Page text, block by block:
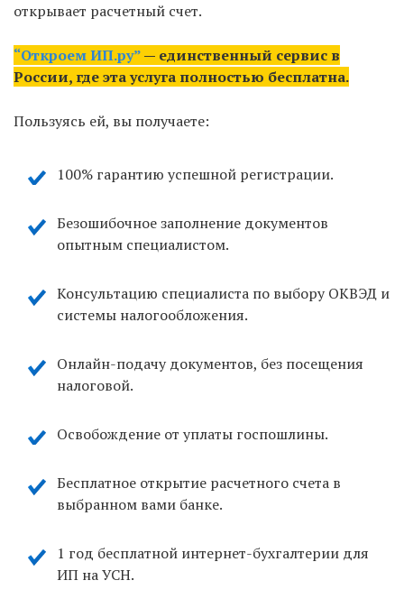
открывает расчетный счет.
“Откроем ИП.ру”— единственный сервис в
России, где эта услуга полностью бесплатна.
Пользуясь ей, вы получаете:
100% гарантию успешной регистрации.
Безошибочное заполнение документов
опытным специалистом.
Консультацию специалиста по выбору ОКВЭД и
системы налогообложения.
Онлайн-подачу документов, без посещения
налоговой.
Освобождение от уплаты госпошлины.
Бесплатное открытие расчетного счета в
выбранном вами банке.
1 год бесплатной интернет-бухгалтерии для
ИП на УСН.